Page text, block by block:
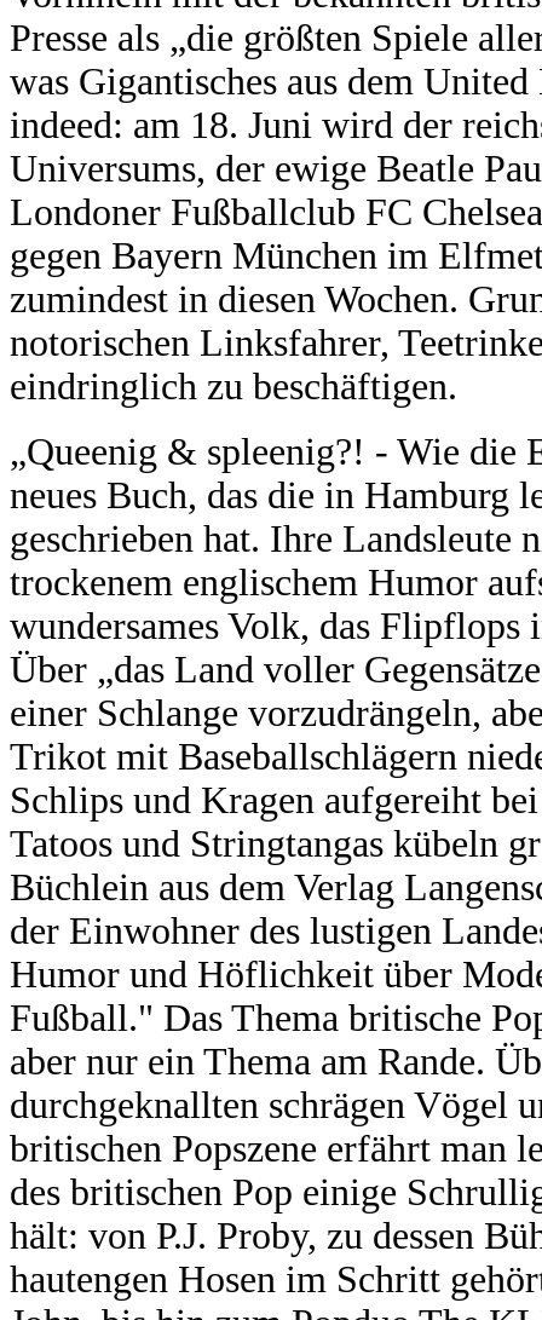
Presse als „die größten Spiele
was Gigantisches aus dem
indeed: am 18. Juni wird der
Universums, der ewige Beatle
Londoner Fußballclub FC
gegen Bayern München im
zumindest in diesen Wochen.
notorischen Linksfahrer,
eindringlich zu beschäftigen.
„Queenig & spleenig?! - Wie die
neues Buch, das die in Hamburg
geschrieben hat. Ihre Landsleute
trockenem englischem Humor
wundersames Volk, das Flipflops
Über „das Land voller
einer Schlange vorzudrängeln,
Trikot mit Baseballschlägern
Schlips und Kragen aufgereiht
Tatoos und Stringtangas kübeln
Büchlein aus dem Verlag
der Einwohner des lustigen
Humor und Höflichkeit über
Fußball." Das Thema britische
aber nur ein Thema am Rande.
durchgeknallten schrägen Vögel
britischen Popszene erfährt man
des britischen Pop einige
hält: von P.J. Proby, zu dessen
hautengen Hosen im Schritt